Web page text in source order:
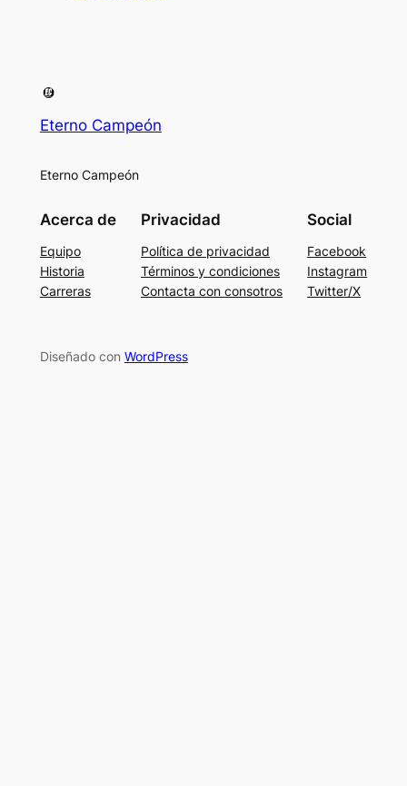
Eterno Campeón
Eterno Campeón
Acerca de
Equipo
Historia
Carreras
Privacidad
Política de privacidad
Términos y condiciones
Contacta con consotros
Social
Facebook
Instagram
Twitter/X
Diseñado con WordPress